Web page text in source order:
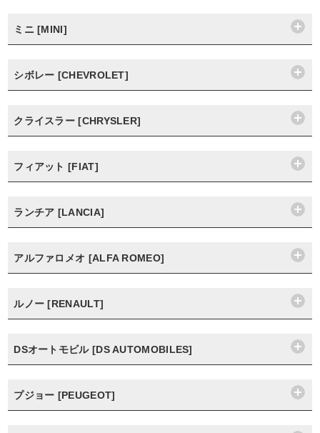
ミニ [MINI]
シボレー [CHEVROLET]
クライスラー [CHRYSLER]
フィアット [FIAT]
ランチア [LANCIA]
アルファロメオ [ALFA ROMEO]
ルノー [RENAULT]
DSオートモビル [DS AUTOMOBILES]
プジョー [PEUGEOT]